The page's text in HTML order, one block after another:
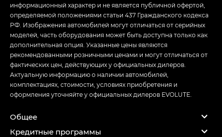
информационный характер и не является публичной офертой,
определяемой положениями статьи 437 Гражданского кодекса
РФ. Изображения автомобилей могут отличаться от серийных
моделей, часть оборудования может быть доступна только как
дополнительная опция. Указанные цены являются
рекомендованными розничными ценами и могут отличаться от
фактических цен, действующих у официальных дилеров.
Актуальную информацию о наличии автомобилей,
комплектациях, стоимости, условиях приобретения и
оформления уточняйте у официальных дилеров EVOLUTE.
Общее
Кредитные программы